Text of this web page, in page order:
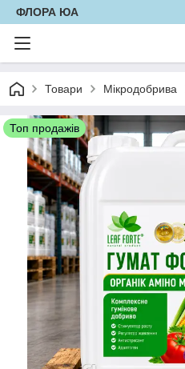
ФЛОРА ЮА
Товари Мікродобрива
Топ продажів